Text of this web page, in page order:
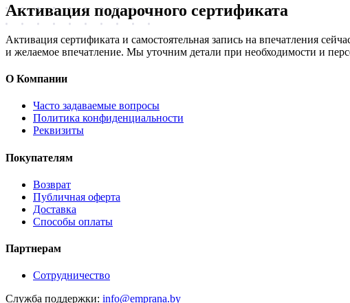
Активация подарочного сертификата
Активация сертификата и самостоятельная запись на впечатления
и желаемое впечатление. Мы уточним детали при необходимости и
О Компании
Часто задаваемые вопросы
Политика конфиденциальности
Реквизиты
Покупателям
Возврат
Публичная оферта
Доставка
Способы оплаты
Партнерам
Сотрудничество
Служба поддержки: info@emprana.by